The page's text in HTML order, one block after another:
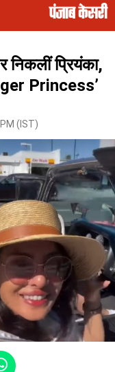
निकलीं प्रियंका,
Princess’
(IST)